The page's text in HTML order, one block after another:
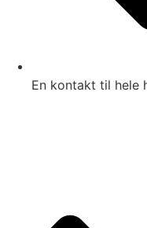
En kontakt til hele